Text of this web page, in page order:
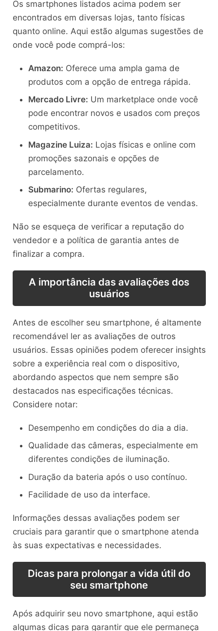
Os smartphones listados acima podem ser
encontrados em diversas lojas, tanto físicas
quanto online. Aqui estão algumas sugestões de
onde você pode comprá-los:
Amazon: Oferece uma ampla gama de
produtos com a opção de entrega rápida.
Mercado Livre: Um marketplace onde você
pode encontrar novos e usados com preços
competitivos.
Magazine Luiza: Lojas físicas e online com
promoções sazonais e opções de
parcelamento.
Submarino: Ofertas regulares,
especialmente durante eventos de vendas.
Não se esqueça de verificar a reputação do
vendedor e a política de garantia antes de
finalizar a compra.
A importância das avaliações dos
usuários
Antes de escolher seu smartphone, é altamente
recomendável ler as avaliações de outros
usuários. Essas opiniões podem oferecer insights
sobre a experiência real com o dispositivo,
abordando aspectos que nem sempre são
destacados nas especificações técnicas.
Considere notar:
Desempenho em condições do dia a dia.
Qualidade das câmeras, especialmente em
diferentes condições de iluminação.
Duração da bateria após o uso contínuo.
Facilidade de uso da interface.
Informações dessas avaliações podem ser
cruciais para garantir que o smartphone atenda
às suas expectativas e necessidades.
Dicas para prolongar a vida útil do
seu smartphone
Após adquirir seu novo smartphone, aqui estão
algumas dicas para garantir que ele permaneça